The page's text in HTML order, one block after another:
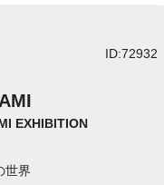
ID:72932
EXHIBITION
世界